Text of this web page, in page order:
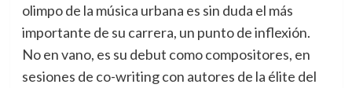
olimpo de la música urbana es sin duda el más
importante de su carrera, un punto de inflexión.
No en vano, es su debut como compositores, en
sesiones de co-writing con autores de la élite del